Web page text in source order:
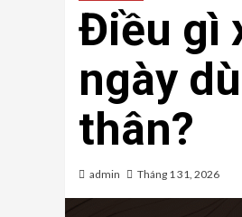
Điều gì
ngày
thân?
admin Tháng 1 31, 2026